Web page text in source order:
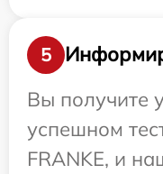
5
Вы получите
успешном
FRANKE, и